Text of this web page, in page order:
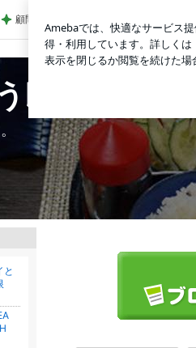
顧問の話ぶりに感じた違和感と怒り
邸
と